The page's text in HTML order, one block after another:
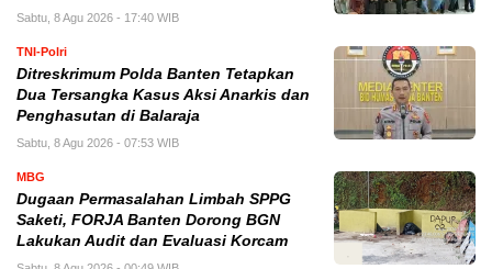
Sabtu, 8 Agu 2026 - 17:40 WIB
TNI-Polri
Ditreskrimum Polda Banten Tetapkan
Dua Tersangka Kasus Aksi Anarkis dan
Penghasutan di Balaraja
Sabtu, 8 Agu 2026 - 07:53 WIB
MBG
Dugaan Permasalahan Limbah SPPG
Saketi, FORJA Banten Dorong BGN
Lakukan Audit dan Evaluasi Korcam